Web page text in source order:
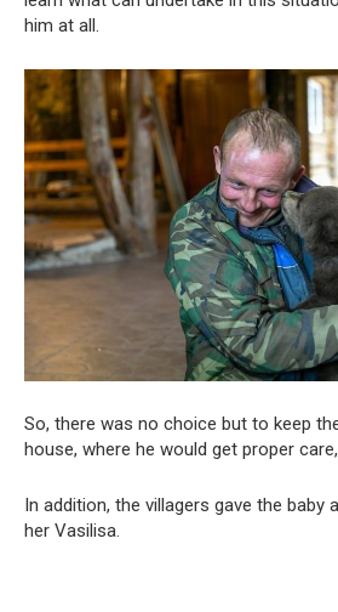
him at all.
So, there was no choice but to keep
house, where he would get proper
In addition, the villagers gave the baby
her Vasilisa.